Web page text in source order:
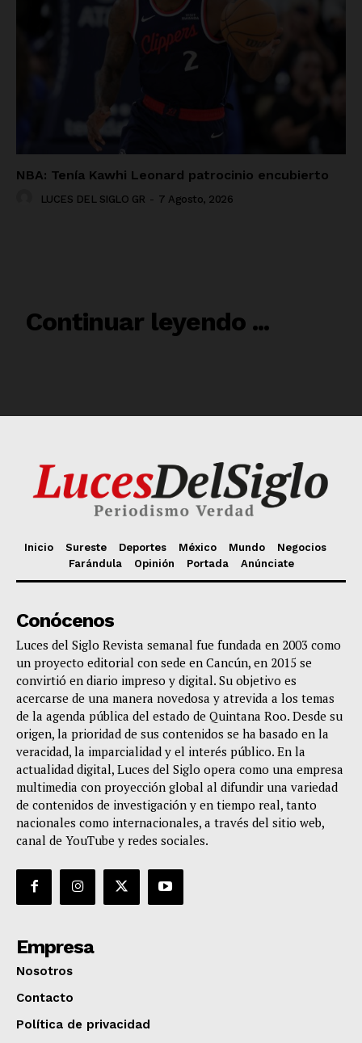
Inicio Sureste Deportes México Mundo
Negocios
Farándula
Opinión Portada Anúnciate
Conócenos
Luces del Siglo Revista semanal fue fundada en 2003 como
un proyecto editorial con sede en Cancún, en 2015 se
convirtió en diario impreso y digital. Su objetivo es
acercarse de una manera novedosa y atrevida a los temas
de la agenda pública del estado de Quintana Roo. Desde su
origen, la prioridad de sus contenidos se ha basado en la
veracidad, la imparcialidad y el interés público. En la
actualidad digital, Luces del Siglo opera como una empresa
multimedia con proyección global al difundir una variedad
de contenidos de investigación y en tiempo real, tanto
nacionales como internacionales, a través del sitio web,
canal de YouTube y redes sociales.
Empresa
Nosotros
Contacto
Política de privacidad